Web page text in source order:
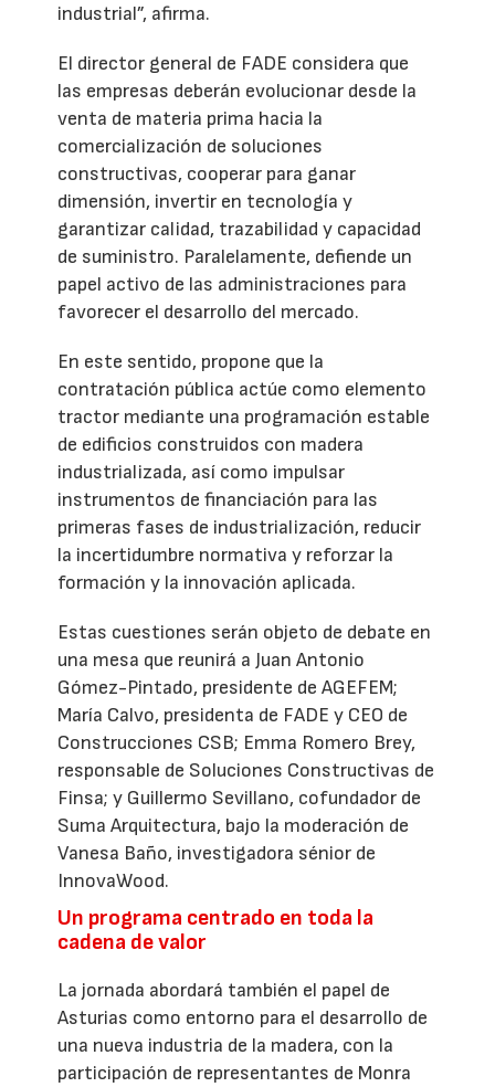
industrial”, afirma.
El director general de FADE considera que
las empresas deberán evolucionar desde la
venta de materia prima hacia la
comercialización de soluciones
constructivas, cooperar para ganar
dimensión, invertir en tecnología y
garantizar calidad, trazabilidad y capacidad
de suministro. Paralelamente, defiende un
papel activo de las administraciones para
favorecer el desarrollo del mercado.
En este sentido, propone que la
contratación pública actúe como elemento
tractor mediante una programación estable
de edificios construidos con madera
industrializada, así como impulsar
instrumentos de financiación para las
primeras fases de industrialización, reducir
la incertidumbre normativa y reforzar la
formación y la innovación aplicada.
Estas cuestiones serán objeto de debate en
una mesa que reunirá a Juan Antonio
Gómez-Pintado, presidente de AGEFEM;
María Calvo, presidenta de FADE y CEO de
Construcciones CSB; Emma Romero Brey,
responsable de Soluciones Constructivas de
Finsa; y Guillermo Sevillano, cofundador de
Suma Arquitectura, bajo la moderación de
Vanesa Baño, investigadora sénior de
InnovaWood.
Un programa centrado en toda la
cadena de valor
La jornada abordará también el papel de
Asturias como entorno para el desarrollo de
una nueva industria de la madera, con la
participación de representantes de Monra